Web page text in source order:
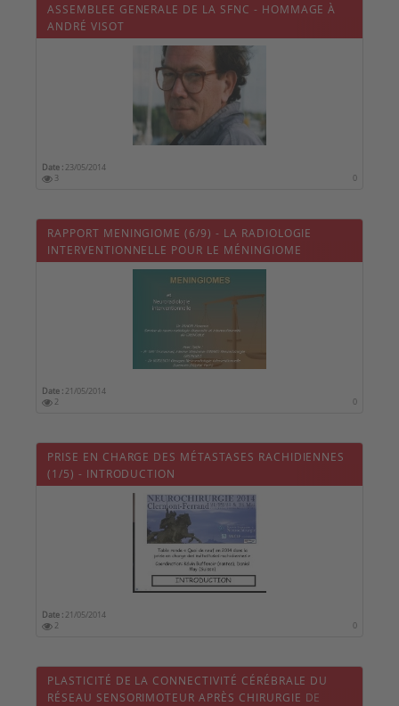
ASSEMBLEE GENERALE DE LA SFNC - HOMMAGE À
ANDRÉ VISOT
Date : 23/05/2014
3
0
RAPPORT MENINGIOME (6/9) - LA RADIOLOGIE
INTERVENTIONNELLE POUR LE MÉNINGIOME
Date : 21/05/2014
2
0
PRISE EN CHARGE DES MÉTASTASES RACHIDIENNES
(1/5) - INTRODUCTION
Date : 21/05/2014
2
0
PLASTICITÉ DE LA CONNECTIVITÉ CÉRÉBRALE DU
RÉSEAU SENSORIMOTEUR APRÈS CHIRURGIE DE